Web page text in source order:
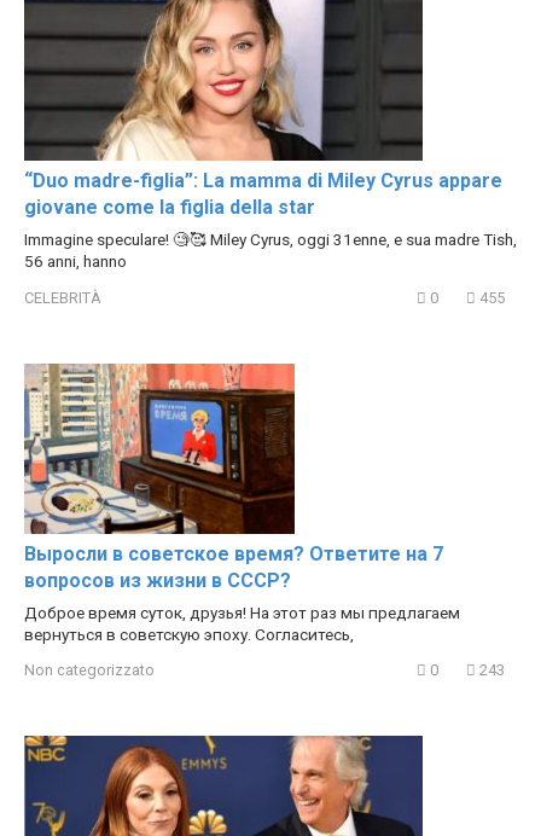
“Duo madre-figlia”: La mamma di Miley Cyrus appare
giovane come la figlia della star
Immagine speculare! 🧐🥰 Miley Cyrus, oggi 31enne, e sua madre Tish,
56 anni, hanno
CELEBRITÀ 0 455
Выросли в советское время? Ответите на 7
вопросов из жизни в СССР?
Доброе время суток, друзья! На этот раз мы предлагаем
вернуться в советскую эпоху. Согласитесь,
Non categorizzato 0 243